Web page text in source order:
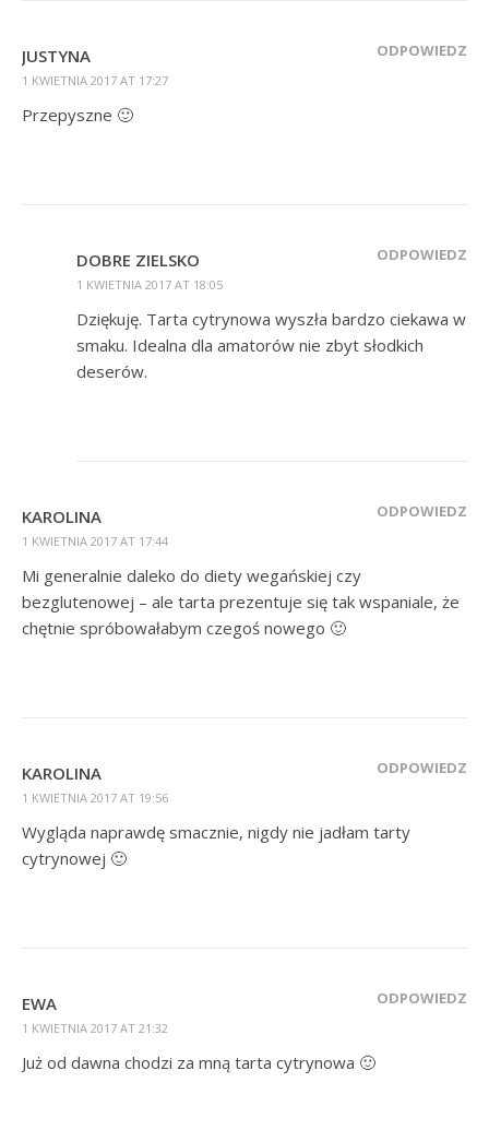
JUSTYNA
1 KWIETNIA 2017 AT 17:27
ODPOWIEDZ
Przepyszne 🙂
DOBRE ZIELSKO
1 KWIETNIA 2017 AT 18:05
ODPOWIEDZ
Dziękuję. Tarta cytrynowa wyszła bardzo ciekawa w
smaku. Idealna dla amatorów nie zbyt słodkich
deserów.
KAROLINA
1 KWIETNIA 2017 AT 17:44
ODPOWIEDZ
Mi generalnie daleko do diety wegańskiej czy
bezglutenowej – ale tarta prezentuje się tak wspaniale, że
chętnie spróbowałabym czegoś nowego 🙂
KAROLINA
1 KWIETNIA 2017 AT 19:56
ODPOWIEDZ
Wygląda naprawdę smacznie, nigdy nie jadłam tarty
cytrynowej 🙂
EWA
1 KWIETNIA 2017 AT 21:32
ODPOWIEDZ
Już od dawna chodzi za mną tarta cytrynowa 🙂